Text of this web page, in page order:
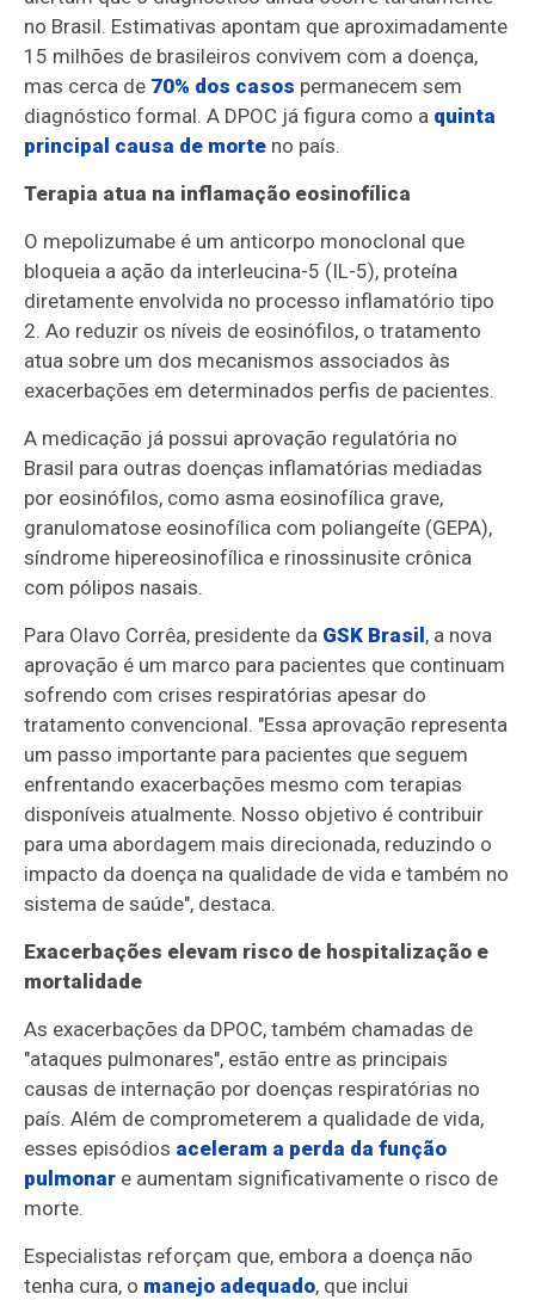
no Brasil. Estimativas apontam que aproximadamente
15 milhões de brasileiros convivem com a doença,
mas cerca de 70% dos casos permanecem sem
diagnóstico formal. A DPOC já figura como a quinta
principal causa de morte no país.
Terapia atua na inflamação eosinofílica
O mepolizumabe é um anticorpo monoclonal que
bloqueia a ação da interleucina-5 (IL-5), proteína
diretamente envolvida no processo inflamatório tipo
2. Ao reduzir os níveis de eosinófilos, o tratamento
atua sobre um dos mecanismos associados às
exacerbações em determinados perfis de pacientes.
A medicação já possui aprovação regulatória no
Brasil para outras doenças inflamatórias mediadas
por eosinófilos, como asma eosinofílica grave,
granulomatose eosinofílica com poliangeíte (GEPA),
síndrome hipereosinofílica e rinossinusite crônica
com pólipos nasais.
Para Olavo Corrêa, presidente da GSK Brasil , a nova
aprovação é um marco para pacientes que continuam
sofrendo com crises respiratórias apesar do
tratamento convencional. "Essa aprovação representa
um passo importante para pacientes que seguem
enfrentando exacerbações mesmo com terapias
disponíveis atualmente. Nosso objetivo é contribuir
para uma abordagem mais direcionada, reduzindo o
impacto da doença na qualidade de vida e também no
sistema de saúde", destaca.
Exacerbações elevam risco de hospitalização e
mortalidade
As exacerbações da DPOC, também chamadas de
"ataques pulmonares", estão entre as principais
causas de internação por doenças respiratórias no
país. Além de comprometerem a qualidade de vida,
esses episódios aceleram a perda da função
pulmonar e aumentam significativamente o risco de
morte.
Especialistas reforçam que, embora a doença não
tenha cura, o manejo adequado, que inclui